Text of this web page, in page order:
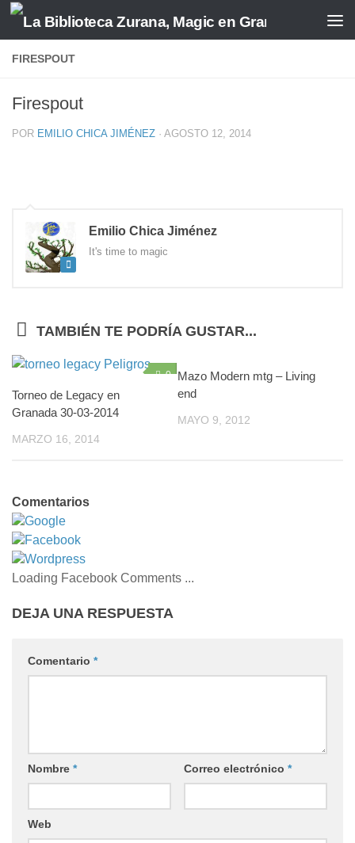
Saltar al contenido
FIRESPOUT
Firespout
POR EMILIO CHICA JIMÉNEZ · AGOSTO 12, 2014
Emilio Chica Jiménez
It's time to magic
TAMBIÉN TE PODRÍA GUSTAR...
0
Torneo de Legacy en
Granada 30-03-2014
MARZO 16, 2014
Mazo Modern mtg – Living
end
MAYO 9, 2012
Comentarios
Google
Facebook
Wordpress
Loading Facebook Comments ...
DEJA UNA RESPUESTA
Comentario *
Nombre * Correo electrónico *
Web